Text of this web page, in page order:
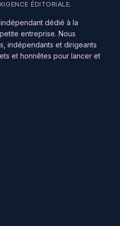
ÉDITORIALE.
dédié à la
entreprise. Nous
indépendants et dirigeants
et honnêtes pour lancer et